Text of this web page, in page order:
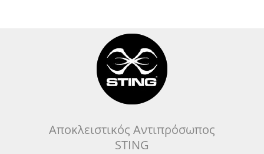
Αποκλειστικός Αντιπρόσωπος
STING